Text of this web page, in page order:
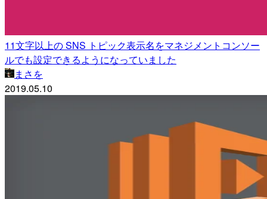
11文字以上の SNS トピック表示名をマネジメントコンソー
ルでも設定できるようになっていました
まさを
2019.05.10